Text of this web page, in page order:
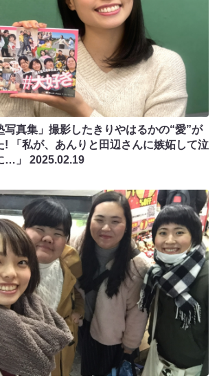
写真集」撮影したきりやはるかの“愛”が
! 「私が、あんりと田辺さんに嫉妬して泣
…」 2025.02.19